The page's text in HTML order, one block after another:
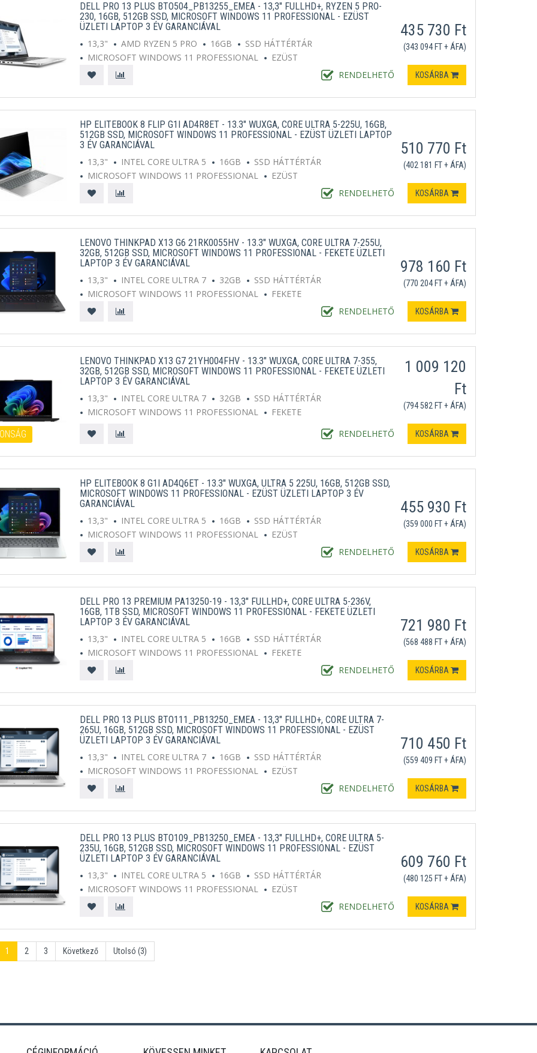
DELL PRO 13 PLUS BTO504_PB13255_EMEA - 13,3" FULLHD+, RYZEN 5 PRO-
230, 16GB, 512GB SSD, MICROSOFT WINDOWS 11 PROFESSIONAL - EZÜST
ÜZLETI LAPTOP 3 ÉV GARANCIÁVAL
13,3"
AMD RYZEN 5 PRO 16GB
SSD HÁTTÉRTÁR
MICROSOFT WINDOWS 11 PROFESSIONAL
EZÜST
RENDELHETŐ
435 730 Ft
(343 094 FT + ÁFA)
KOSÁRBA
HP ELITEBOOK 8 FLIP G1I AD4R8ET - 13.3" WUXGA, CORE ULTRA 5-225U, 16GB,
512GB SSD, MICROSOFT WINDOWS 11 PROFESSIONAL - EZÜST ÜZLETI LAPTOP
3 ÉV GARANCIÁVAL
13,3"
INTEL CORE ULTRA 5 16GB
SSD HÁTTÉRTÁR
MICROSOFT WINDOWS 11 PROFESSIONAL
EZÜST
RENDELHETŐ
510 770 Ft
(402 181 FT + ÁFA)
KOSÁRBA
LENOVO THINKPAD X13 G6 21RK0055HV - 13.3" WUXGA, CORE ULTRA 7-255U,
32GB, 512GB SSD, MICROSOFT WINDOWS 11 PROFESSIONAL - FEKETE ÜZLETI
LAPTOP 3 ÉV GARANCIÁVAL
13,3"
INTEL CORE ULTRA 7 32GB
SSD HÁTTÉRTÁR
MICROSOFT WINDOWS 11 PROFESSIONAL
FEKETE
RENDELHETŐ
978 160 Ft
(770 204 FT + ÁFA)
KOSÁRBA
LENOVO THINKPAD X13 G7 21YH004FHV - 13.3" WUXGA, CORE ULTRA 7-355,
32GB, 512GB SSD, MICROSOFT WINDOWS 11 PROFESSIONAL - FEKETE ÜZLETI
LAPTOP 3 ÉV GARANCIÁVAL
13,3"
INTEL CORE ULTRA 7 32GB
SSD HÁTTÉRTÁR
MICROSOFT WINDOWS 11 PROFESSIONAL
FEKETE
RENDELHETŐ
1 009 120
Ft
(794 582 FT + ÁFA)
KOSÁRBA
HP ELITEBOOK 8 G1I AD4Q6ET - 13.3" WUXGA, ULTRA 5 225U, 16GB, 512GB SSD,
MICROSOFT WINDOWS 11 PROFESSIONAL - EZÜST ÜZLETI LAPTOP 3 ÉV
GARANCIÁVAL
13,3"
INTEL CORE ULTRA 5 16GB
SSD HÁTTÉRTÁR
MICROSOFT WINDOWS 11 PROFESSIONAL
EZÜST
RENDELHETŐ
455 930 Ft
(359 000 FT + ÁFA)
KOSÁRBA
DELL PRO 13 PREMIUM PA13250-19 - 13,3" FULLHD+, CORE ULTRA 5-236V,
16GB, 1TB SSD, MICROSOFT WINDOWS 11 PROFESSIONAL - FEKETE ÜZLETI
LAPTOP 3 ÉV GARANCIÁVAL
13,3"
INTEL CORE ULTRA 5 16GB
SSD HÁTTÉRTÁR
MICROSOFT WINDOWS 11 PROFESSIONAL
FEKETE
RENDELHETŐ
721 980 Ft
(568 488 FT + ÁFA)
KOSÁRBA
DELL PRO 13 PLUS BTO111_PB13250_EMEA - 13,3" FULLHD+, CORE ULTRA 7-
265U, 16GB, 512GB SSD, MICROSOFT WINDOWS 11 PROFESSIONAL - EZÜST
ÜZLETI LAPTOP 3 ÉV GARANCIÁVAL
13,3"
INTEL CORE ULTRA 7 16GB
SSD HÁTTÉRTÁR
MICROSOFT WINDOWS 11 PROFESSIONAL
EZÜST
RENDELHETŐ
710 450 Ft
(559 409 FT + ÁFA)
KOSÁRBA
DELL PRO 13 PLUS BTO109_PB13250_EMEA - 13,3" FULLHD+, CORE ULTRA 5-
235U, 16GB, 512GB SSD, MICROSOFT WINDOWS 11 PROFESSIONAL - EZÜST
ÜZLETI LAPTOP 3 ÉV GARANCIÁVAL
13,3"
INTEL CORE ULTRA 5 16GB
SSD HÁTTÉRTÁR
MICROSOFT WINDOWS 11 PROFESSIONAL
EZÜST
RENDELHETŐ
609 760 Ft
(480 125 FT + ÁFA)
KOSÁRBA
1 2 3 Következő Utolsó (3)